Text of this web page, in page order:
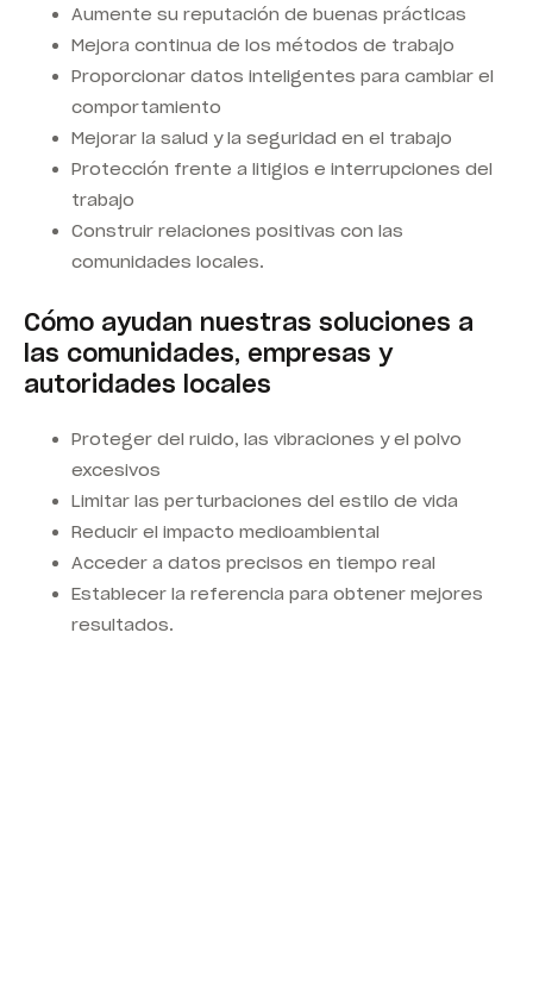
Aumente su reputación de buenas prácticas
Mejora continua de los métodos de trabajo
Proporcionar datos inteligentes para cambiar el
comportamiento
Mejorar la salud y la seguridad en el trabajo
Protección frente a litigios e interrupciones del
trabajo
Construir relaciones positivas con las
comunidades locales.
Cómo ayudan nuestras soluciones a
las comunidades, empresas y
autoridades locales
Proteger del ruido, las vibraciones y el polvo
excesivos
Limitar las perturbaciones del estilo de vida
Reducir el impacto medioambiental
Acceder a datos precisos en tiempo real
Establecer la referencia para obtener mejores
resultados.